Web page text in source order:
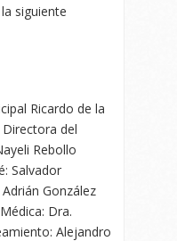
siguiente
Ricardo de la
del
Rebollo
Salvador
González
Dra.
Alejandro